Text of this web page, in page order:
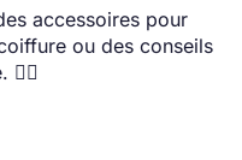
accessoires pour
ou des conseils
💇‍♀️